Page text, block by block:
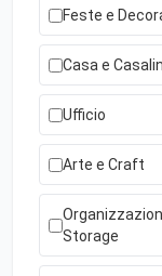
Feste e
Casa e
Ufficio
Arte e Craft
Storage